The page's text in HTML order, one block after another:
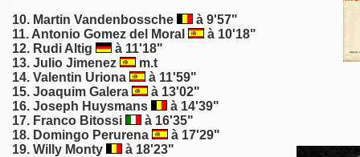
10. Martin Vandenbossche
à 9'57"
11. Antonio Gomez del Moral
à 10'18"
12. Rudi Altig
à 11'18"
13. Julio Jimenez
m.t
14. Valentin Uriona
à 11'59"
15. Joaquim Galera
à 13'02"
16. Joseph Huysmans
à 14'39"
17. Franco Bitossi
à 16'35"
18. Domingo Perurena
à 17'29"
19. Willy Monty
à 18'23"